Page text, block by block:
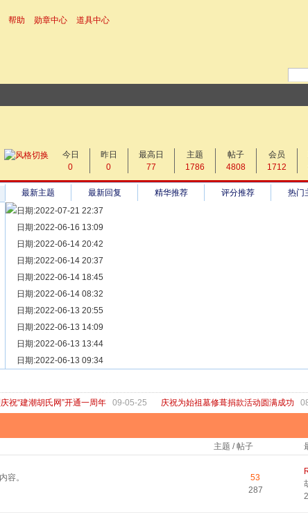
帮助 勋章中心
道具中心
帖子 搜 索
热搜：
今日
0
昨日
0
最高日
77
主题
1786
帖子
4808
会员
1712
最新主题 最新回复 精华推荐 评分推荐 热门
日期:2022-07-21 22:37
[ 宗亲新闻 ] 同为宗亲，血脉相连——记陆丰碣石宗亲到祖家京陇居地探亲问祖
日期:2022-06-16 13:09
[ 族谱知识 ] 漫话辈份
日期:2022-06-14 20:42
[ 族谱知识 ] 修族谱的用字规范与说明
日期:2022-06-14 20:37
[ 族谱知识 ] 一元等于多少年？
日期:2022-06-14 18:45
[ 散文随笔 ] 写给远在天堂的父亲——胡棉创
日期:2022-06-14 08:32
[ 宗亲新闻 ] 关于“金鸡落洋”祖坟复原修缮的倡议
日期:2022-06-13 20:55
[ 庙堂宗祠 ] 洽礼祖祠
日期:2022-06-13 14:09
[ 庙堂宗祠 ] 京华胡氏二世祖祠
日期:2022-06-13 13:44
[ 庙堂宗祠 ] 祖祠、家庙
日期:2022-06-13 09:34
祝“建潮胡氏网”开通一周年 09-05-25 庆祝为始祖墓修葺捐款活动圆满成功
主题 / 帖子
容。
53
287